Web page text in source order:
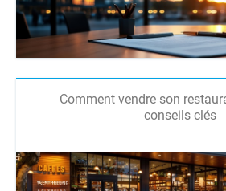
Comment vendre son
conseils clés